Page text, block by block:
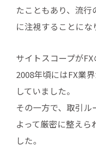
たこともあり、流行
に注視することにな
サイトスコープがFX
2008年頃にはFX業
していました。
その一方で、取引ル
よって厳密に整えら
した。